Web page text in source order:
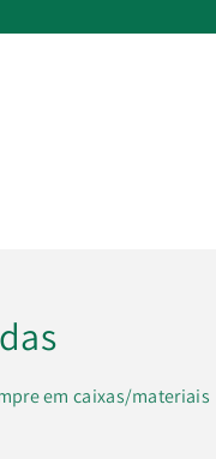
em caixas/materiais